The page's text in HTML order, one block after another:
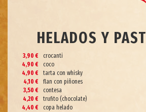
HELADOS Y
crocanti
3,90 €
coco
4,90 €
tarta con whisky
4,90 €
flan con piñones
4,10 €
contesa
3,50 €
trufito (chocolate)
4,20 €
copa helado
4,40 €